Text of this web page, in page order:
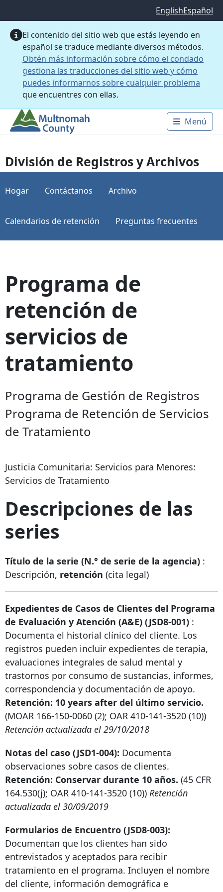
EnglishEspañol
El contenido del sitio web que estás leyendo en
español se traduce mediante diversos métodos.
Obtén más información sobre cómo el condado
gestiona las traducciones del sitio web y cómo
puedes informarnos sobre cualquier problema
que encuentres con ellas.
Main
Menú
División de Registros y Archivos
Hogar Contáctanos Archivo
Calendarios de retención Preguntas frecuentes
Programa de
retención de
servicios de
tratamiento
Programa de Gestión de Registros
Programa de Retención de Servicios
de Tratamiento
Justicia Comunitaria: Servicios para Menores:
Servicios de Tratamiento
Descripciones de las
series
Título de la serie (N.° de serie de la agencia) :
Descripción, retención (cita legal)
Expedientes de Casos de Clientes del Programa
de Evaluación y Atención (A&E) (JSD8-001) :
Documenta el historial clínico del cliente. Los
registros pueden incluir expedientes de terapia,
evaluaciones integrales de salud mental y
trastornos por consumo de sustancias, informes,
correspondencia y documentación de apoyo.
Retención: 10 years after del último servicio.
(MOAR 166-150-0060 (2); OAR 410-141-3520 (10))
Retención actualizada el 29/10/2018
Notas del caso (JSD1-004): Documenta
observaciones sobre casos de clientes.
Retención: Conservar durante 10 años. (45 CFR
164.530(j); OAR 410-141-3520 (10)) Retención
actualizada el 30/09/2019
Formularios de Encuentro (JSD8-003):
Documentan que los clientes han sido
entrevistados y aceptados para recibir
tratamiento en el programa. Incluyen el nombre
del cliente, información demográfica e